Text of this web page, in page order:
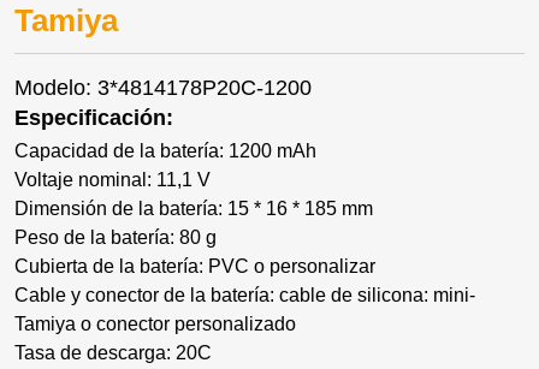
Tamiya
Modelo: 3*4814178P20C-1200
Especificación:
Capacidad de la batería: 1200 mAh
Voltaje nominal: 11,1 V
Dimensión de la batería: 15 * 16 * 185 mm
Peso de la batería: 80 g
Cubierta de la batería: PVC o personalizar
Cable y conector de la batería: cable de silicona: mini-
Tamiya o conector personalizado
Tasa de descarga: 20C